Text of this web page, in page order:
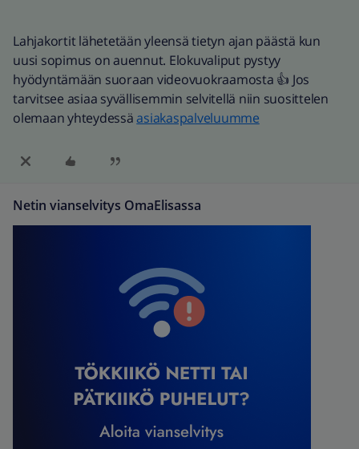
Lahjakortit lähetetään yleensä tietyn ajan päästä kun
uusi sopimus on auennut. Elokuvaliput pystyy
hyödyntämään suoraan videovuokraamosta 👍 Jos
tarvitsee asiaa syvällisemmin selvitellä niin suosittelen
olemaan yhteydessäasiakaspalveluumme
Netin vianselvitys OmaElisassa